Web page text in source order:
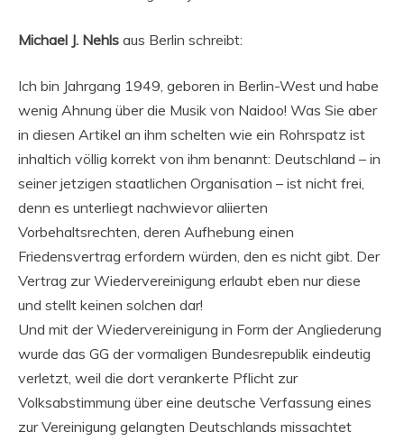
Michael J. Nehls aus Berlin schreibt:
Ich bin Jahrgang 1949, geboren in Berlin-West und habe
wenig Ahnung über die Musik von Naidoo! Was Sie aber
in diesen Artikel an ihm schelten wie ein Rohrspatz ist
inhaltich völlig korrekt von ihm benannt: Deutschland – in
seiner jetzigen staatlichen Organisation – ist nicht frei,
denn es unterliegt nachwievor aliierten
Vorbehaltsrechten, deren Aufhebung einen
Friedensvertrag erfordern würden, den es nicht gibt. Der
Vertrag zur Wiedervereinigung erlaubt eben nur diese
und stellt keinen solchen dar!
Und mit der Wiedervereinigung in Form der Angliederung
wurde das GG der vormaligen Bundesrepublik eindeutig
verletzt, weil die dort verankerte Pflicht zur
Volksabstimmung über eine deutsche Verfassung eines
zur Vereinigung gelangten Deutschlands missachtet